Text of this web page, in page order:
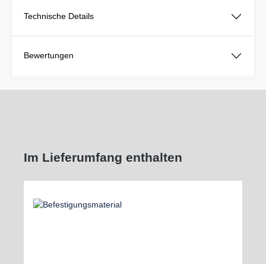
Technische Details
Bewertungen
Im Lieferumfang enthalten